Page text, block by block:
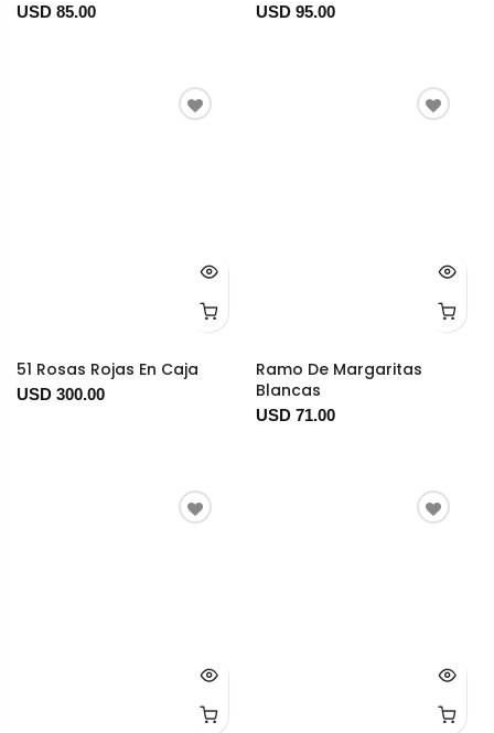
USD 85.00 USD 95.00
51 Rosas Rojas En Caja
USD 300.00
Ramo De Margaritas
Blancas
USD 71.00